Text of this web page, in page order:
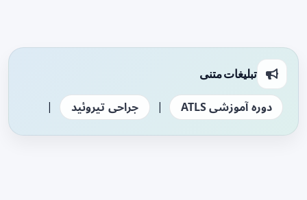
تبلیغات متنی
دوره آموزشی ATLS | جراحی تیروئید |